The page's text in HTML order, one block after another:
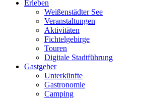
Erle­ben
Wei­ßen­städ­ter See
Ver­an­stal­tun­gen
Akti­vi­tä­ten
Fich­tel­ge­bir­ge
Tou­ren
Digi­ta­le Stadtführung
Gast­ge­ber
Unter­künf­te
Gas­tro­no­mie
Cam­ping